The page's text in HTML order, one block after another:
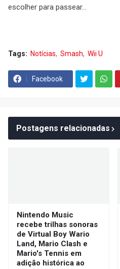
escolher para passear...
Tags: Notícias Smash Wii U
Facebook
Postagens relacionadas
Nintendo Music
recebe trilhas sonoras
de Virtual Boy Wario
Land, Mario Clash e
Mario's Tennis em
adição histórica ao